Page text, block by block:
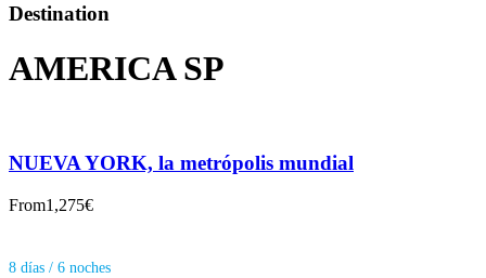
Destination
AMERICA SP
NUEVA YORK, la metrópolis mundial
From1,275€
8 días / 6 noches